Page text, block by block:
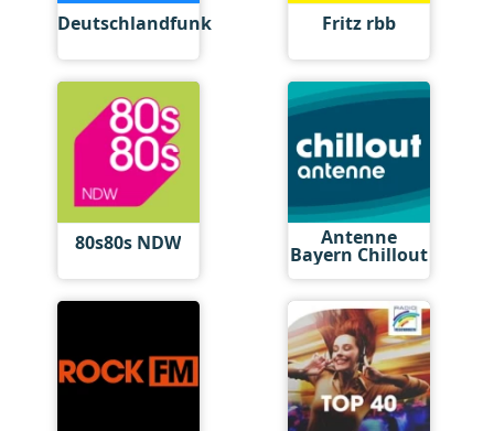
Deutschlandfunk Fritz rbb
80s80s NDW Antenne
Bayern Chillout